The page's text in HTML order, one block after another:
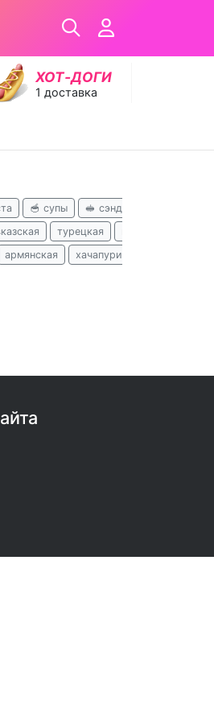
ХОТ‑ДОГИ
1 доставка
🥣 супы 🥪 сэндвичи
турецкая
армянская хачапури